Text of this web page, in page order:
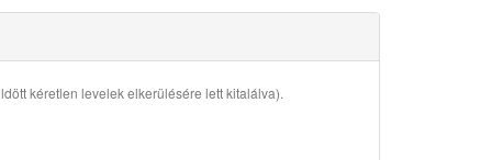
kéretlen levelek elkerülésére lett kitalálva).